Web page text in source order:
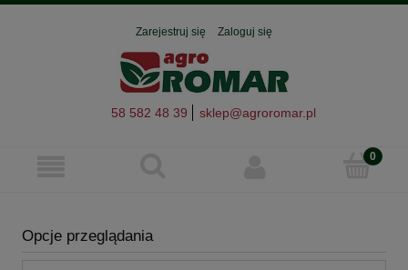
Zarejestruj się Zaloguj się
58 582 48 39 sklep@agroromar.pl
Opcje przeglądania